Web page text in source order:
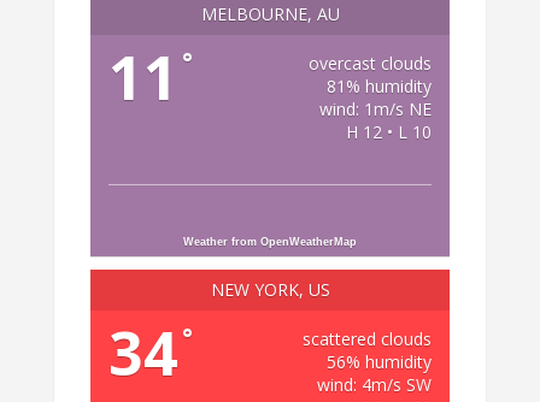
MELBOURNE, AU
11 °
overcast clouds
81% humidity
wind: 1m/s NE
H 12 • L 10
Weather from OpenWeatherMap
NEW YORK, US
34°
scattered clouds
56% humidity
wind: 4m/s SW